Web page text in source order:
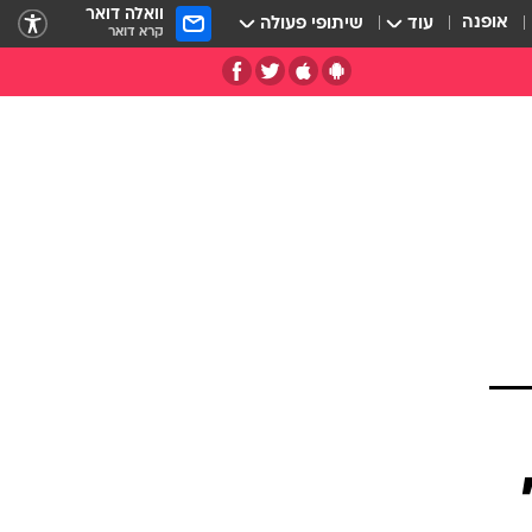
אופנה עוד שיתופי פעולה וואלה דואר
קרא דואר